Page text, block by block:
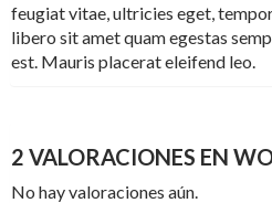
feugiat vitae, ultricies eget,
libero sit amet quam egestas
est. Mauris placerat eleifend leo.
2 VALORACIONES EN
No hay valoraciones aún.